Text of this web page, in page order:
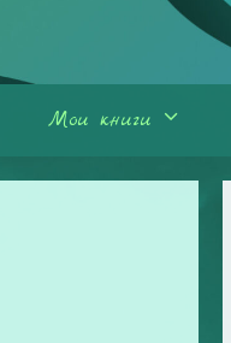
Мои книги